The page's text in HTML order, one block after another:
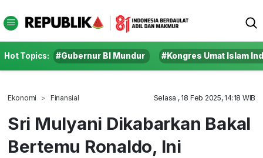
Hot Topics: #Gubernur BI Mundur #Kongres Umat Islam
Ekonomi Finansial Selasa , 18 Feb 2025, 14:18 WIB
Sri Mulyani Dikabarkan Bakal
Bertemu Ronaldo, Ini